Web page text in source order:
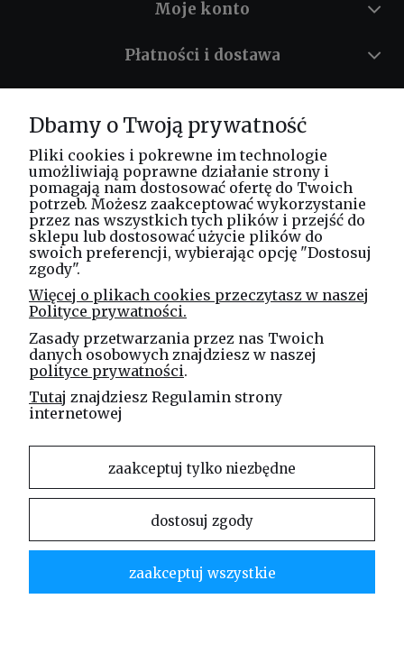
Moje konto
Płatności i dostawa
O nas
Masz pytania? Zadzwoń!
tel. kom. 730 994 188
Spółka Jawna
ul. Technologiczna 44
35-213 Rzeszów
e-mail
sklep@elinea.com.pl
Jawna. Zabrania się kopiowania i rozpowszechniania treści zamieszczonych na stronie bez
zgody właściciela strony.
Dbamy o Twoją prywatność
Pliki cookies i pokrewne im technologie
umożliwiają poprawne działanie strony i
pomagają nam dostosować ofertę do Twoich
potrzeb. Możesz zaakceptować wykorzystanie
przez nas wszystkich tych plików i przejść do
sklepu lub dostosować użycie plików do
swoich preferencji, wybierając opcję "Dostosuj
zgody".
Więcej o plikach cookies przeczytasz w naszej
Polityce prywatności.
Zasady przetwarzania przez nas Twoich
danych osobowych znajdziesz w naszej
polityce prywatności.
Tutaj znajdziesz Regulamin strony
internetowej
zaakceptuj tylko niezbędne
dostosuj zgody
zaakceptuj wszystkie